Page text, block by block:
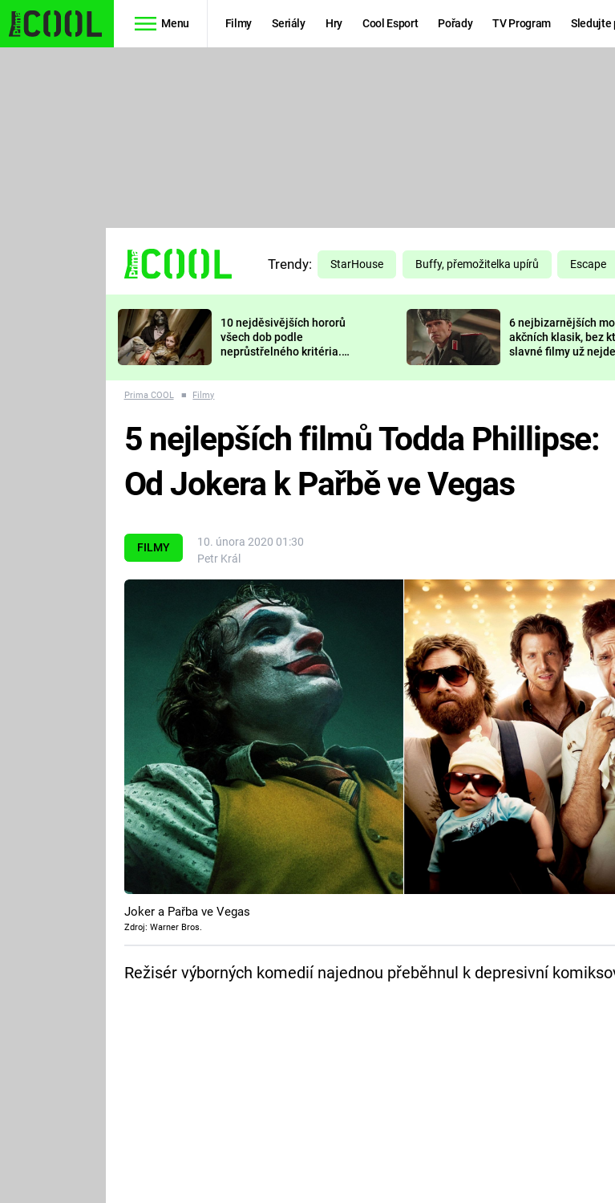
Menu Filmy Seriály Hry Cool Esport Pořady TV Program Sledujte
TŘESKU
FUTURAMA
PREDÁTOR
DELIVERANCE
Trendy: StarHouse Buffy, přemožitelka upírů Escape
10 nejděsivějších hororů
všech dob podle
neprůstřelného kritéria.
nejvíc zvednou tep?
6 nejbizarnějších
akčních klasik, bez
slavné filmy už nejde
Prima COOL ■ Filmy
FILMY
10. února 2020 01:30
Petr Král
5 nejlepších filmů Todda Phillipse:
Od Jokera k Pařbě ve Vegas
Joker a Pařba ve Vegas
Zdroj: Warner Bros.
Režisér výborných komedií najednou přeběhnul k depresivní